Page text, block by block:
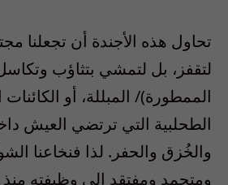
تحاول هذه الأجندة أن تجعلنا
لتقفز، بل لتمشي بتثاؤب
الممطورة)/ المبللة، أو الكائنات
الطحلبية التي ترتضي العيش
والخُزق والحفر. لذا فنخاعنا
ومتجمد ومفتقد إلى وظيفته